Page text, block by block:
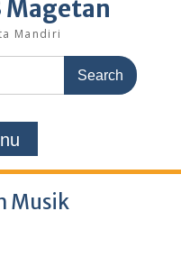
Magetan
Mandiri
Musik